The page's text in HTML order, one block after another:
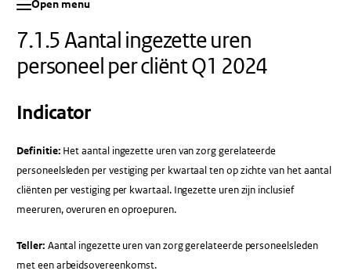
Open menu
7.1.5 Aantal ingezette uren
personeel per cliënt Q1 2024
Indicator
Definitie: Het aantal ingezette uren van zorg gerelateerde
personeelsleden per vestiging per kwartaal ten op zichte van het aantal
cliënten per vestiging per kwartaal. Ingezette uren zijn inclusief
meeruren, overuren en oproepuren.
Teller: Aantal ingezette uren van zorg gerelateerde personeelsleden
met een arbeidsovereenkomst.